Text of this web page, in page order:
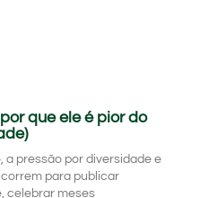
que ele é pior do
a pressão por diversidade e
para publicar
celebrar meses